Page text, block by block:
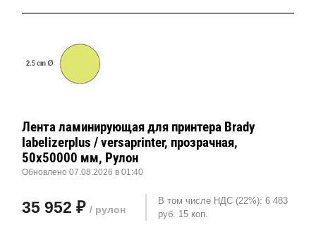
Лента ламинирующая для принтера Brady
labelizerplus / versaprinter, прозрачная,
50x50000 мм, Рулон
Обновлено 07.08.2026 в 01:40
35 952 ₽ / рулон
В том числе НДС (22%): 6 483
руб. 15 коп.